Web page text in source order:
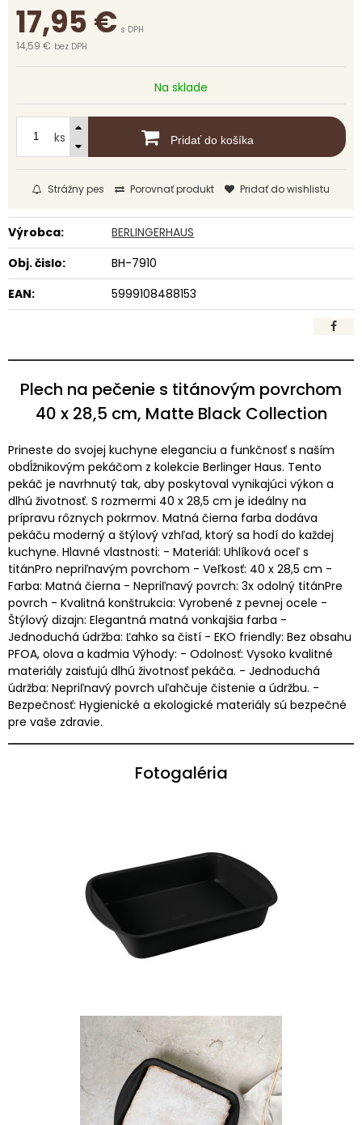
17,95€ s DPH
14,59 € bez DPH
Na sklade
ks Pridať do košíka
Strážny pes Porovnať produkt Pridať do wishlistu
Výrobca:
BERLINGERHAUS
Obj. čislo:
BH-7910
EAN:
5999108488153
Plech na pečenie s titánovým povrchom
40 x 28,5 cm, Matte Black Collection
Prineste do svojej kuchyne eleganciu a funkčnosť s naším
obdĺžnikovým pekáčom z kolekcie Berlinger Haus. Tento
pekáč je navrhnutý tak, aby poskytoval vynikajúci výkon a
dlhú životnosť. S rozmermi 40 x 28,5 cm je ideálny na
prípravu rôznych pokrmov. Matná čierna farba dodáva
pekáču moderný a štýlový vzhľad, ktorý sa hodí do každej
kuchyne. Hlavné vlastnosti: - Materiál: Uhlíková oceľ s
titánPro nepriľnavým povrchom - Veľkosť: 40 x 28,5 cm -
Farba: Matná čierna - Nepriľnavý povrch: 3x odolný titánPre
povrch - Kvalitná konštrukcia: Vyrobené z pevnej ocele -
Štýlový dizajn: Elegantná matná vonkajšia farba -
Jednoduchá údržba: Ľahko sa čistí - EKO friendly: Bez obsahu
PFOA, olova a kadmia Výhody: - Odolnosť: Vysoko kvalitné
materiály zaisťujú dlhú životnosť pekáča. - Jednoduchá
údržba: Nepriľnavý povrch uľahčuje čistenie a údržbu. -
Bezpečnosť: Hygienické a ekologické materiály sú bezpečné
pre vaše zdravie.
Fotogaléria